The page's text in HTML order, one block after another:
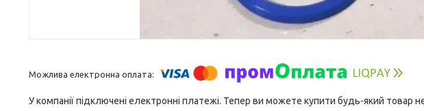
У компанії підключені електронні платежі. Тепер ви можете купити будь-який товар